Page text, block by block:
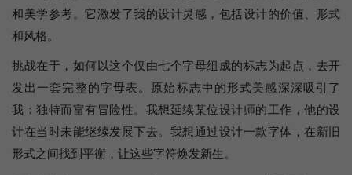
和美学参考。它激发了我的设计灵感，包括设计的价值、形式
和风格。
挑战在于，如何以这个仅由七个字母组成的标志为起点，去开
发出一套完整的字母表。原始标志中的形式美感深深吸引了
我：独特而富有冒险性。我想延续某位设计师的工作，他的设
计在当时未能继续发展下去。我想通过设计一款字体，在新旧
形式之间找到平衡，让这些字符焕发新生。